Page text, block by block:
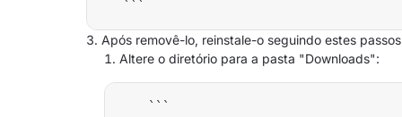
Após removê-lo, reinstale-o seguindo estes
Altere o diretório para a pasta "Downloads":
    ```